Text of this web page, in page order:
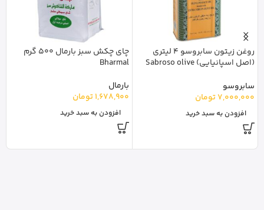
روغن زیتون سابروسو 4 لیتری
(اصل اسپانیایی) Sabroso olive
سابروسو
7,000,000تومان
افزودن به سبد خرید
چای چکش سبز بارمال 500 گرم
Bharmal
بارمال
1,678,900تومان
افزودن به سبد خرید